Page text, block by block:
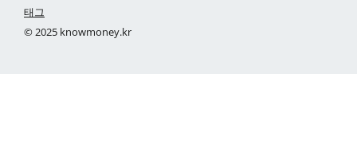
태그
© 2025 knowmoney.kr